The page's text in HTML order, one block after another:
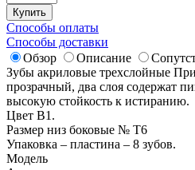
Купить
Способы оплаты
Способы доставки
Обзор
Описание
Зубы акриловые трехслойные
прозрачный, два слоя содержат
высокую стойкость к истиранию.
Цвет B1.
Размер низ боковые № T6
Упаковка – пластина – 8 зубов.
Модель